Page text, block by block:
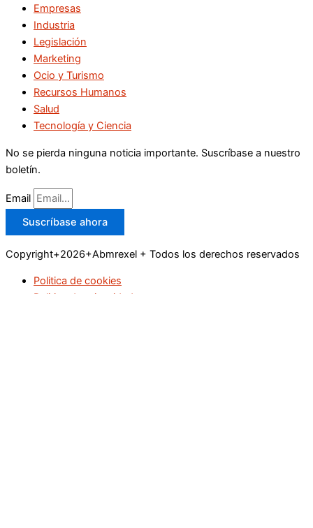
Empresas
Industria
Legislación
Marketing
Ocio y Turismo
Recursos Humanos
Salud
Tecnología y Ciencia
No se pierda ninguna noticia importante. Suscríbase a nuestro
boletín.
Email
Suscríbase ahora
Copyright+2026+Abmrexel + Todos los derechos reservados
Politica de cookies
Politica de privacidad